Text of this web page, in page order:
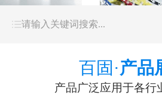
百固·产品
产品广泛应用于各行